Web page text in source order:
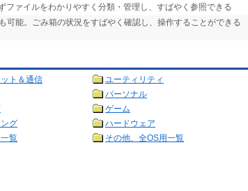
ファイルをわかりやすく分類・管理し、すばやく参照できる
可能。ごみ箱の状況をすばやく確認し、操作することができる
ト＆通信
ユーティリティ
パーソナル
ゲーム
グ
ハードウェア
覧 その他、全OS用一覧